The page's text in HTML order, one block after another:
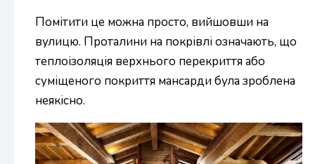
Помітити це можна просто, вийшовши на
вулицю. Проталини на покрівлі означають, що
теплоізоляція верхнього перекриття або
суміщеного покриття мансарди була зроблена
неякісно.